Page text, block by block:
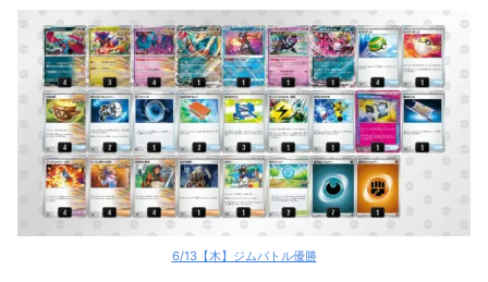
6/13【木】ジムバトル優勝